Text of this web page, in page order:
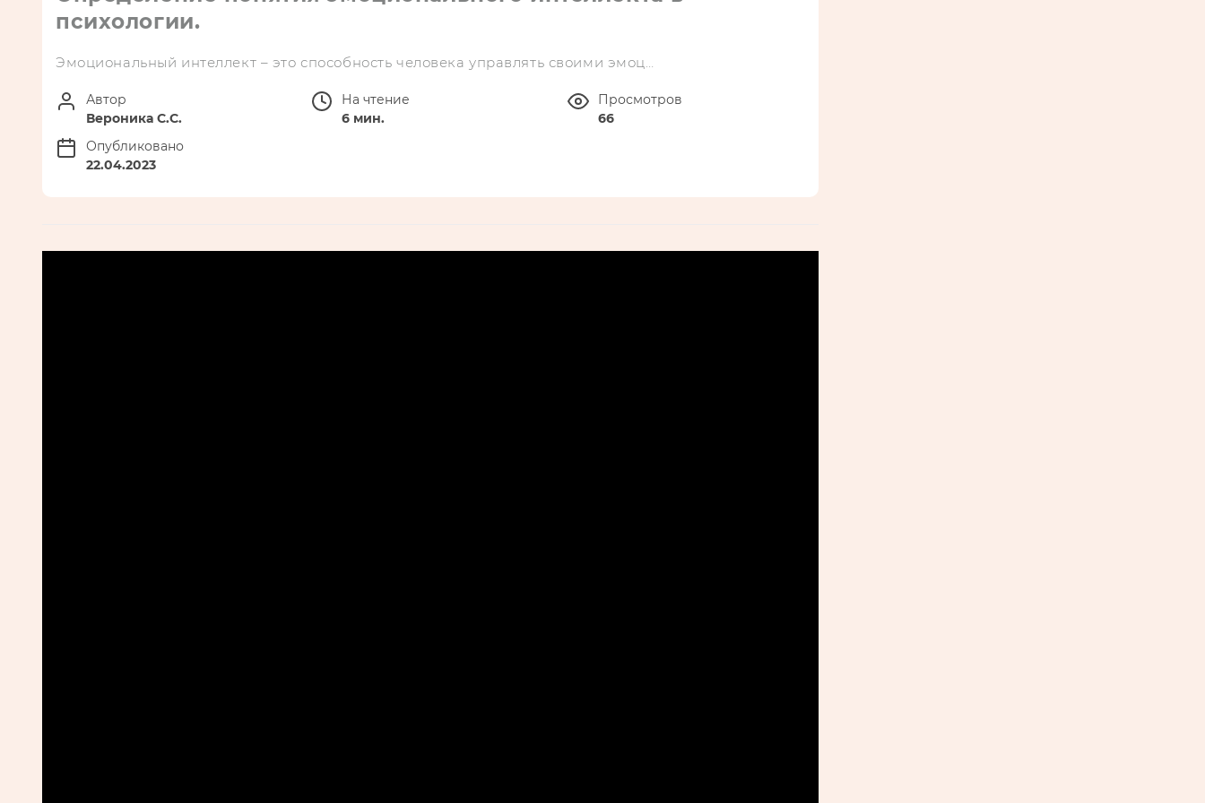
психологии.
Эмоциональный интеллект – это способность человека управлять своими эмоц…
Автор
Вероника С.С.
На чтение
6 мин.
Просмотров
66
Опубликовано
22.04.2023